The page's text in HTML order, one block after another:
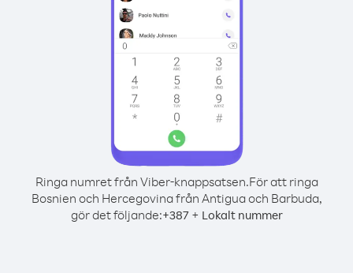
Ringa numret från Viber-knappsatsen.För att ringa
Bosnien och Hercegovina från Antigua och Barbuda,
gör det följande:+387+ Lokalt nummer